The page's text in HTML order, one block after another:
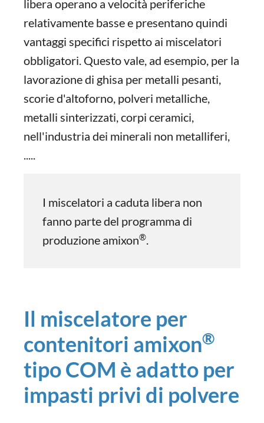
libera operano a velocità periferiche
relativamente basse e presentano quindi
vantaggi specifici rispetto ai miscelatori
obbligatori. Questo vale, ad esempio, per la
lavorazione di ghisa per metalli pesanti,
scorie d'altoforno, polveri metalliche,
metalli sinterizzati, corpi ceramici,
nell'industria dei minerali non metalliferi,
.....
I miscelatori a caduta libera non
fanno parte del programma di
produzione amixon®.
Il miscelatore per
contenitori amixon®
tipo COM è adatto per
impasti privi di polvere